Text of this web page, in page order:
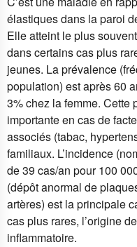
élastiques dans la paroi
Elle atteint le plus
dans certains cas plus
jeunes. La prévalence
population) est après 60
3% chez la femme. Cette
importante en cas de
associés (tabac,
familiaux. L’incidence
de 39 cas/an pour 100
(dépôt anormal de
artères) est la principale
cas plus rares, l’origine
inflammatoire.